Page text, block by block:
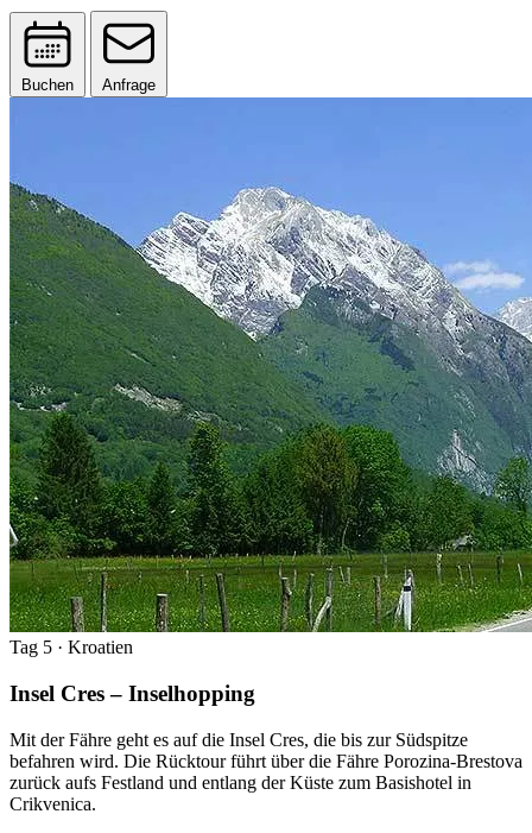
Buchen Anfrage
Tag 5 · Kroatien
Insel Cres – Inselhopping
Mit der Fähre geht es auf die Insel Cres, die bis zur Südspitze
befahren wird. Die Rücktour führt über die Fähre Porozina-Brestova
zurück aufs Festland und entlang der Küste zum Basishotel in
Crikvenica.